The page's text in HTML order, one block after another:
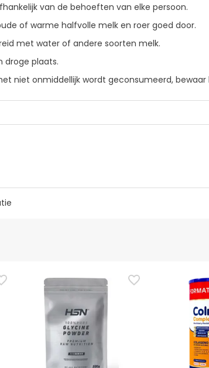
van de behoeften van elke persoon.
of warme halfvolle melk en roer goed door.
met water of andere soorten melk.
droge plaats.
niet onmiddellijk wordt geconsumeerd,
van farmacologische supplementen van
apotheker.
raadt aan een gevarieerde en
niet vervangen.